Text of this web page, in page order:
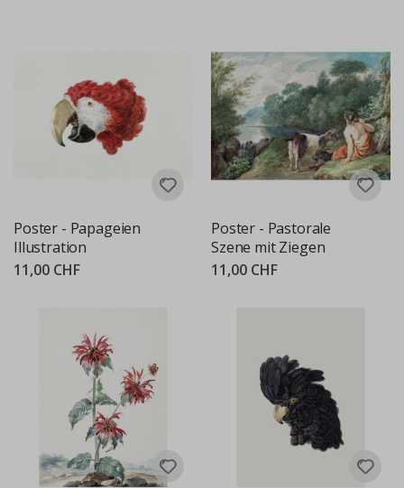
Poster - Papageien
Illustration
11,00 CHF
Poster - Pastorale
Szene mit Ziegen
11,00 CHF